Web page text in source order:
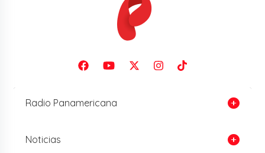
Radio Panamericana
Noticias